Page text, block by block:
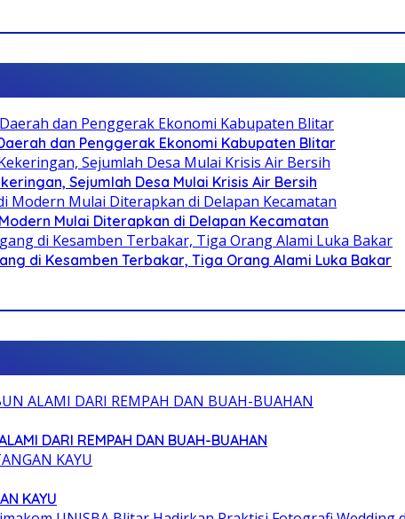
dan Penggerak Ekonomi Kabupaten Blitar
Sejumlah Desa Mulai Krisis Air Bersih
Mulai Diterapkan di Delapan Kecamatan
di Kesamben Terbakar, Tiga Orang Alami Luka Bakar
DARI REMPAH DAN BUAH-BUAHAN
KAYU